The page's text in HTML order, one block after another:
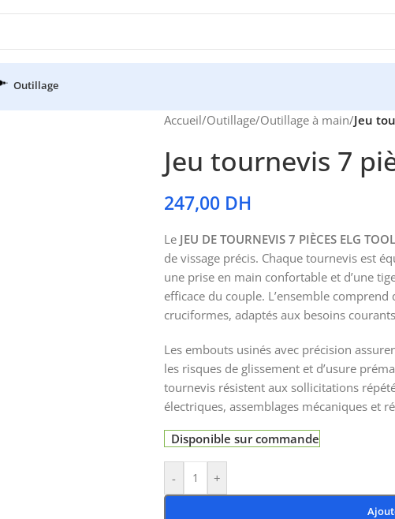
Outillage
Accueil/Outillage/Outillage à main/Jeu
Jeu tournevis 7
247,00 DH
Le JEU DE TOURNEVIS 7 PIÈCES ELG
de vissage précis. Chaque tournevis est
une prise en main confortable et d’une
efficace du couple. L’ensemble
cruciformes, adaptés aux besoins
Les embouts usinés avec précision
les risques de glissement et d’usure
tournevis résistent aux sollicitations
électriques, assemblages mécaniques et
Disponible sur commande
- +